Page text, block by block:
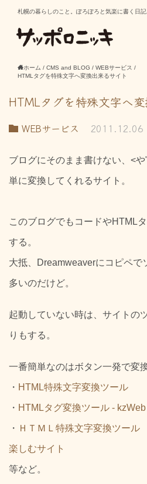
札幌の暮らしのこと。ぽろぽろと気楽に書く日記
ホーム / CMS and BLOG / WEBサービス /
HTMLタグを特殊文字へ変換出来るサイト
HTMLタグを特殊文字へ
WEBサービス 2011.12.06
ブログにそのまま書けない、<
単に変換してくれるサイト。
このブログでもコードやHTML
する。
大抵、Dreamweaverにコピペで
多いのだけど。
起動していない時は、サイトの
りもする。
一番簡単なのはボタン一発で変
・ HTML特殊文字変換ツール
・ HTMLタグ変換ツール - kzWeb
・ ＨＴＭＬ特殊文字変換ツー
楽しむサイト
等など。